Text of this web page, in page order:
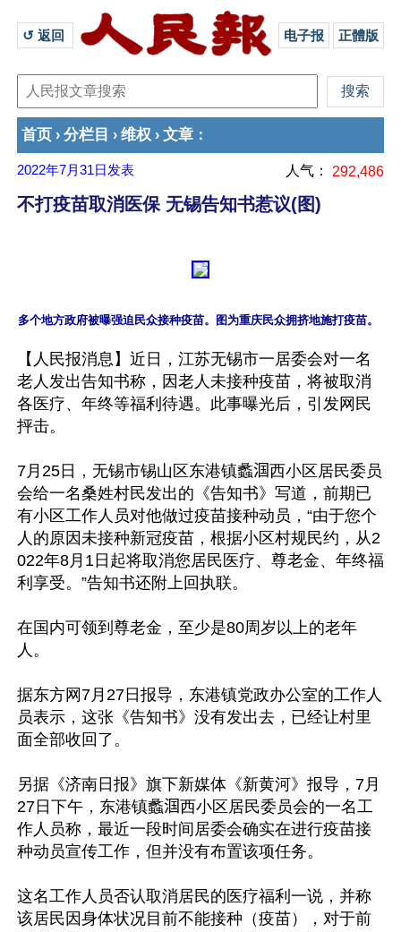
↺ 返回 电子报 正體版
首页 › 分栏目 › 维权 › 文章 ：
2022年7月31日 发表 人气： 292,486
不打疫苗取消医保 无锡告知书惹议(图)
【人民报消息】近日，江苏无锡市一居委会对一名
老人发出告知书称，因老人未接种疫苗，将被取消
各医疗、年终等福利待遇。此事曝光后，引发网民
抨击。
7月25日，无锡市锡山区东港镇蠡𬇹西小区居民委员
会给一名桑姓村民发出的《告知书》写道，前期已
有小区工作人员对他做过疫苗接种动员，“由于您个
人的原因未接种新冠疫苗，根据小区村规民约，从2
022年8月1日起将取消您居民医疗、尊老金、年终福
利享受。”告知书还附上回执联。
在国内可领到尊老金，至少是80周岁以上的老年
人。
据东方网7月27日报导，东港镇党政办公室的工作人
员表示，这张《告知书》没有发出去，已经让村里
面全部收回了。
另据《济南日报》旗下新媒体《新黄河》报导，7月
27日下午，东港镇蠡𬇹西小区居民委员会的一名工
作人员称，最近一段时间居委会确实在进行疫苗接
种动员宣传工作，但并没有布置该项任务。
这名工作人员否认取消居民的医疗福利一说，并称
该居民因身体状况目前不能接种（疫苗），对于前